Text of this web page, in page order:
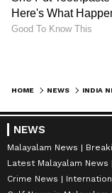
HOME NEWS INDIA
NEWS
Malayalam News
Latest Malayalam News
Crime News